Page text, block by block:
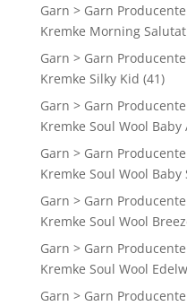
Garn > Garn
Kremke Morning
Garn > Garn
Kremke Silky Kid (41)
Garn > Garn
Kremke Soul Wool Baby
Garn > Garn
Kremke Soul Wool Baby
Garn > Garn
Kremke Soul Wool
Garn > Garn
Kremke Soul Wool
Garn > Garn